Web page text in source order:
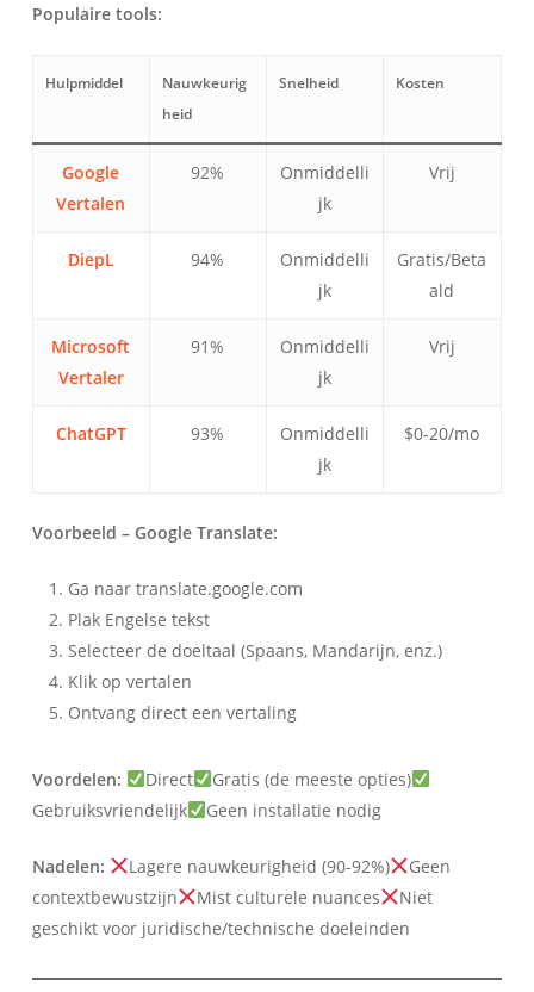
Populaire tools:
Hulpmiddel
Nauwkeurig
heid
Snelheid Kosten
Google
Vertalen
92%
Onmiddelli
jk
Vrij
DiepL 94%
Onmiddelli
jk
Gratis/Beta
ald
Microsoft
Vertaler
91%
Onmiddelli
jk
Vrij
ChatGPT 93%
Onmiddelli
jk
$0-20/mo
Voorbeeld – Google Translate:
Ga naar translate.google.com
Plak Engelse tekst
Selecteer de doeltaal (Spaans, Mandarijn, enz.)
Klik op vertalen
Ontvang direct een vertaling
Voordelen: Direct
Gratis (de meeste opties)
Gebruiksvriendelijk
Geen installatie nodig
Nadelen: Lagere nauwkeurigheid (90-92%)
Geen
contextbewustzijn
Mist culturele nuances
Niet
geschikt voor juridische/technische doeleinden